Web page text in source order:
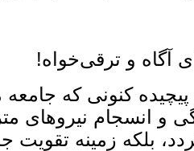
آگاه و ترقی‌خواه!
کنونی که
و انسجام
بلکه زمینه